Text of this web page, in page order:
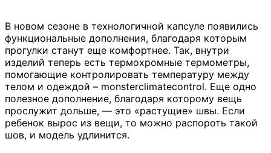
В новом сезоне в технологичной капсуле появились
функциональные дополнения, благодаря которым
прогулки станут еще комфортнее. Так, внутри
изделий теперь есть термохромные термометры,
помогающие контролировать температуру между
телом и одеждой – monsterclimatecontrol. Еще одно
полезное дополнение, благодаря которому вещь
прослужит дольше, — это «растущие» швы. Если
ребенок вырос из вещи, то можно распороть такой
шов, и модель удлинится.